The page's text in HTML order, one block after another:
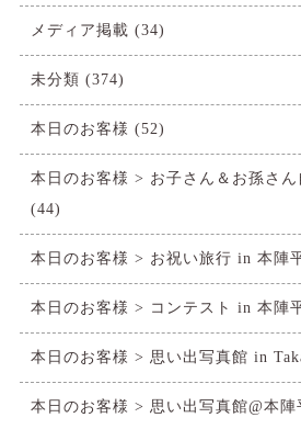
メディア掲載 (34)
未分類 (374)
本日のお客様 (52)
本日のお客様 > お子さん＆お孫さん
(44)
本日のお客様 > お祝い旅行 in 本陣
本日のお客様 > コンテスト in 本陣
本日のお客様 > 思い出写真館 in
本日のお客様 > 思い出写真館@本陣